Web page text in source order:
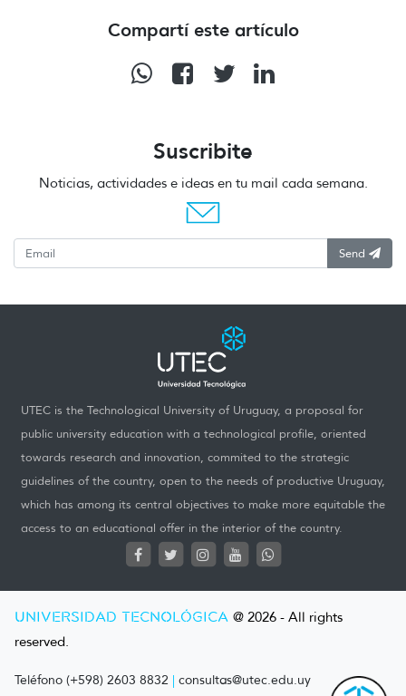
Compartí este artículo
Suscribite
Noticias, actividades e ideas en tu mail cada semana.
Send
UTEC is the Technological University of Uruguay, a proposal for
public university education with a technological profile, oriented
towards research and innovation, commited to the strategic
guidelines of the country, open to the needs of productive Uruguay,
which has among its central objectives to make more equitable the
access to an educational offer in the interior of the country.
UNIVERSIDAD TECNOLÓGICA @ 2026 - All rights
reserved.
Teléfono (+598) 2603 8832 | consultas@utec.edu.uy